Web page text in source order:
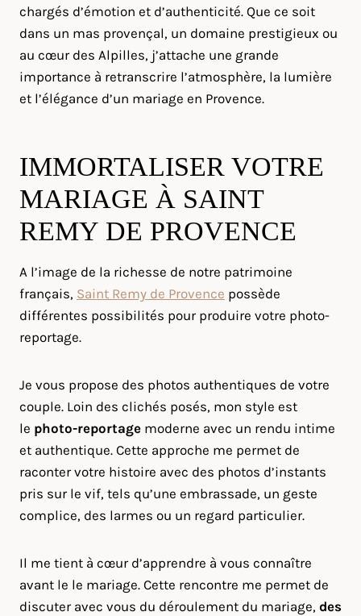
chargés d’émotion et d’authenticité. Que ce soit
dans un mas provençal, un domaine prestigieux ou
au cœur des Alpilles, j’attache une grande
importance à retranscrire l’atmosphère, la lumière
et l’élégance d’un mariage en Provence.
IMMORTALISER VOTRE
MARIAGE À SAINT
REMY DE PROVENCE
A l’image de la richesse de notre patrimoine
français, Saint Remy de Provence possède
différentes possibilités pour produire votre photo-
reportage.
Je vous propose des photos authentiques de votre
couple. Loin des clichés posés, mon style est
le photo-reportage moderne avec un rendu intime
et authentique. Cette approche me permet de
raconter votre histoire avec des photos d’instants
pris sur le vif, tels qu’une embrassade, un geste
complice, des larmes ou un regard particulier.
Il me tient à cœur d’apprendre à vous connaître
avant le le mariage. Cette rencontre me permet de
discuter avec vous du déroulement du mariage, des